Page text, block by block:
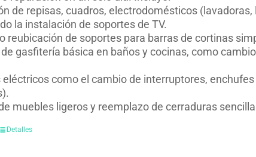
de repisas, cuadros, electrodomésticos
la instalación de soportes de TV.
reubicación de soportes para barras de cortinas
gasfitería básica en baños y cocinas, como
eléctricos como el cambio de interruptores,
muebles ligeros y reemplazo de cerraduras
Detalles